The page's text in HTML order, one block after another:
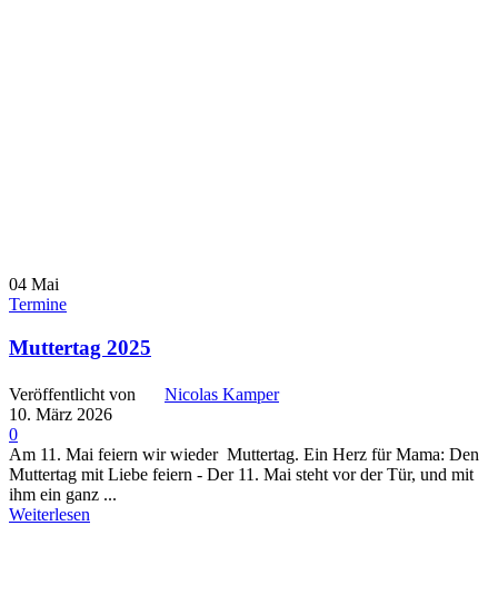
04 Mai
Termine
Muttertag 2025
Veröffentlicht von
Nicolas Kamper
10. März 2026
0
Am 11. Mai feiern wir wieder Muttertag. Ein Herz für Mama: Den
Muttertag mit Liebe feiern - Der 11. Mai steht vor der Tür, und mit
ihm ein ganz ...
Weiterlesen